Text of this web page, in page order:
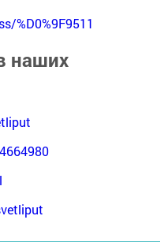
%D0%9F9511
наших